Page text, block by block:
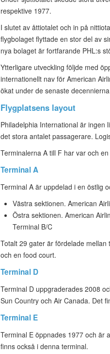
respektive 1977.
I slutet av åttiotalet och in på
flygbolaget flyttade en stor del av
nya bolaget är fortfarande PHL:s
Ytterligare utveckling följde med
internationellt nav för American
ökat under de senaste
Flygplatsens layout
Philadelphia International är ingen
det stora antalet passagerare.
Terminalerna A till F har var och
Terminal A
Terminal A är uppdelad i en östlig
Västra sektionen. American
Östra sektionen. American
Terminal B/C
Totalt 29 gater är fördelade
och en food court.
Terminal D
Terminal D uppgraderades 2008
Sun Country och Air Canada. Det
Terminal E
Terminal E öppnades 1977 och är
finns också i denna terminal.